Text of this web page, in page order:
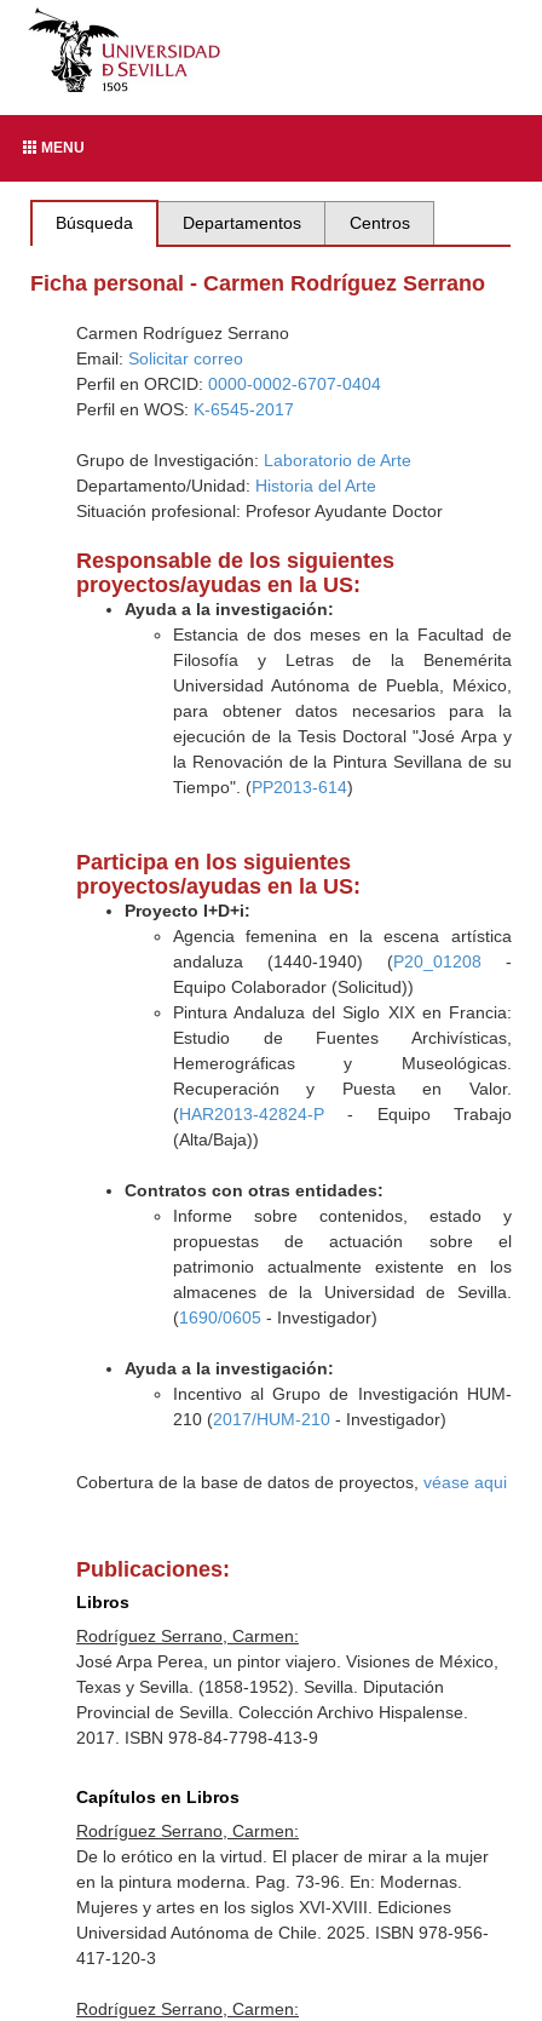
MENU
Búsqueda Departamentos Centros
Ficha personal - Carmen Rodríguez Serrano
Carmen Rodríguez Serrano
Email: Solicitar correo
Perfil en ORCID: 0000-0002-6707-0404
Perfil en WOS: K-6545-2017
Grupo de Investigación: Laboratorio de Arte
Departamento/Unidad: Historia del Arte
Situación profesional: Profesor Ayudante Doctor
Responsable de los siguientes
proyectos/ayudas en la US:
Ayuda a la investigación:
Estancia de dos meses en la Facultad de
Filosofía y Letras de la Benemérita
Universidad Autónoma de Puebla, México,
para obtener datos necesarios para la
ejecución de la Tesis Doctoral "José Arpa y
la Renovación de la Pintura Sevillana de su
Tiempo". (PP2013-614)
Participa en los siguientes
proyectos/ayudas en la US:
Proyecto I+D+i:
Agencia femenina en la escena artística
andaluza (1440-1940) (P20_01208 -
Equipo Colaborador (Solicitud))
Pintura Andaluza del Siglo XIX en Francia:
Estudio de Fuentes Archivísticas,
Hemerográficas y Museológicas.
Recuperación y Puesta en Valor.
(HAR2013-42824-P- Equipo Trabajo
(Alta/Baja))
Contratos con otras entidades:
Informe sobre contenidos, estado y
propuestas de actuación sobre el
patrimonio actualmente existente en los
almacenes de la Universidad de Sevilla.
(1690/0605- Investigador)
Ayuda a la investigación:
Incentivo al Grupo de Investigación HUM-
210 (2017/HUM-210- Investigador)
Cobertura de la base de datos de proyectos, véase aqui
Publicaciones:
Libros
Rodríguez Serrano, Carmen:
José Arpa Perea, un pintor viajero. Visiones de México,
Texas y Sevilla. (1858-1952). Sevilla. Diputación
Provincial de Sevilla. Colección Archivo Hispalense.
2017. ISBN 978-84-7798-413-9
Capítulos en Libros
Rodríguez Serrano, Carmen:
De lo erótico en la virtud. El placer de mirar a la mujer
en la pintura moderna. Pag. 73-96. En: Modernas.
Mujeres y artes en los siglos XVI-XVIII . Ediciones
Universidad Autónoma de Chile. 2025. ISBN 978-956-
417-120-3
Rodríguez Serrano, Carmen: